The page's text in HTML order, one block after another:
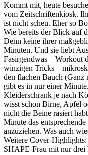
Kommt mit, heute
vom Zeitschriftenkiosk.
ist nicht scheu. Eher so
Wie bereits der Blick auf
Denn keine ihrer
Minuten. Und sie liebt
Fasirgendwas – Workout
winzigen Tricks –
den flachen Bauch
gibt es in nur einer
Kleiderschrank je nach
wisst schon Birne, Apfel
nicht die Beine rasiert
Minute das
anzuziehen. Was auch
Weitere Cover-
SHAPE-Frau mit nur drei